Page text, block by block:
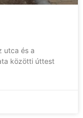
utca és a
közötti úttest